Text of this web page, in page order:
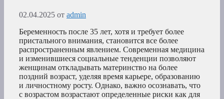
02.04.2025 от admin
Беременность после 35 лет, хотя и требует более
пристального внимания, становится все более
распространенным явлением. Современная медицина
и изменившиеся социальные тенденции позволяют
женщинам откладывать материнство на более
поздний возраст, уделяя время карьере, образованию
и личностному росту. Однако, важно осознавать, что
с возрастом возрастают определенные риски как для